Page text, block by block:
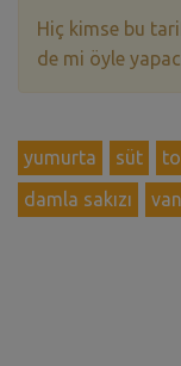
Hiç kimse bu
de mi öyle
yumurta süt
damla sakızı